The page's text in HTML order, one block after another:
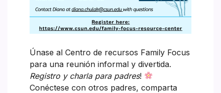
Únase al Centro de recursos Family Focus
para una reunión informal y divertida.
Registro y charla para padres!
Conéctese con otros padres, comparta